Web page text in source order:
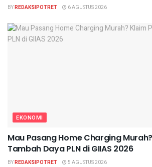
BYREDAKSIPOTRET 6 AGUSTUS 2026
EKONOMI
Mau Pasang Home Charging
Tambah Daya PLN di GIIAS 2026
BYREDAKSIPOTRET 5 AGUSTUS 2026